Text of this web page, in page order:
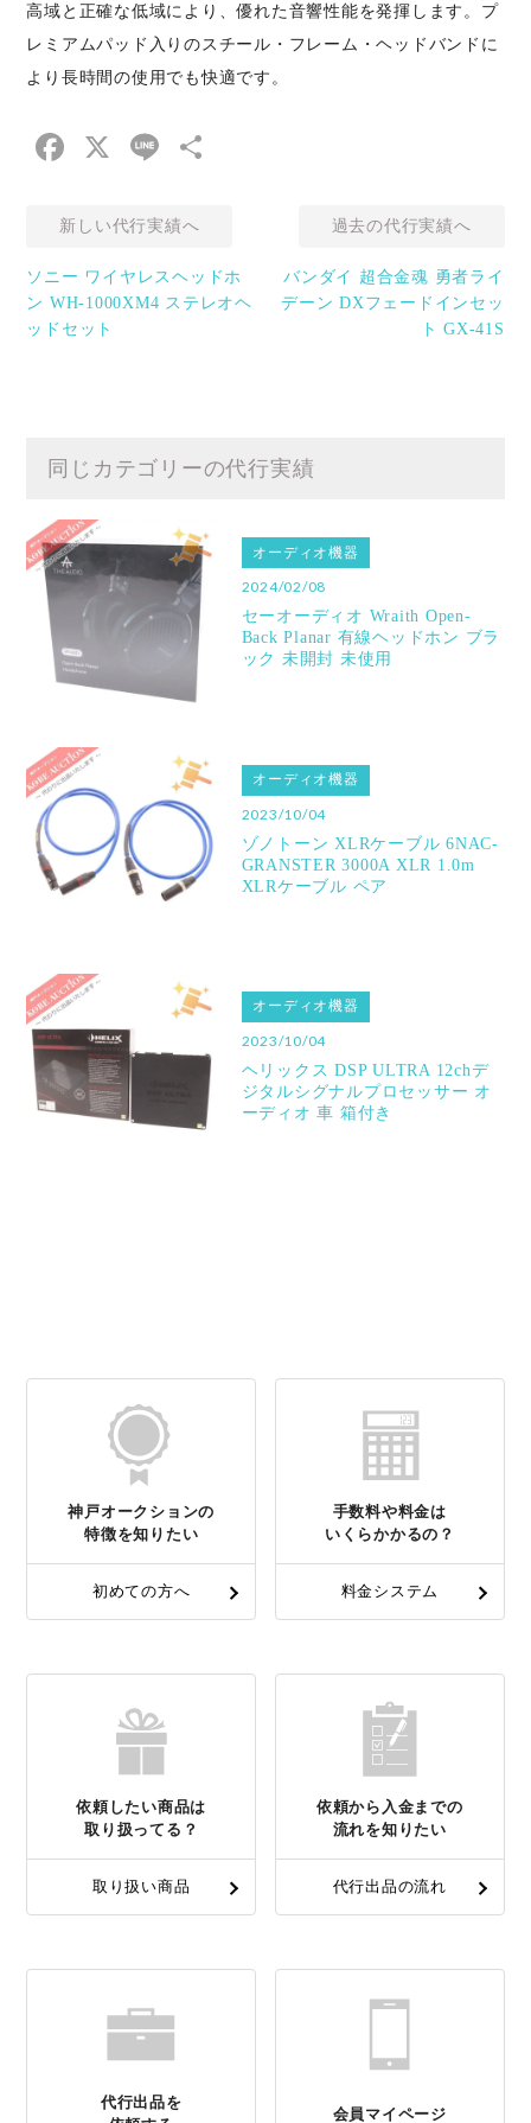
高域と正確な低域により、優れた音響性能を発揮します。プ
レミアムパッド入りのスチール・フレーム・ヘッドバンドに
より長時間の使用でも快適です。
Facebook
X Line
新しい代行実績へ
ソニー ワイヤレスヘッドホ
ン WH-1000XM4 ステレオヘ
ッドセット
過去の代行実績へ
バンダイ 超合金魂 勇者ライ
デーン DXフェードインセッ
ト GX-41S
同じカテゴリーの代行実績
オーディオ機器
2024/02/08
セーオーディオ Wraith Open-
Back Planar 有線ヘッドホン ブラ
ック 未開封 未使用
オーディオ機器
2023/10/04
ゾノトーン XLRケーブル 6NAC-
GRANSTER 3000Α XLR 1.0m
XLRケーブル ペア
オーディオ機器
2023/10/04
ヘリックス DSP ULTRA 12chデ
ジタルシグナルプロセッサー オ
ーディオ 車 箱付き
神戸オークションの
特徴を知りたい
初めての方へ
手数料や料金は
いくらかかるの？
料金システム
依頼したい商品は
取り扱ってる？
取り扱い商品
依頼から入金までの
流れを知りたい
代行出品の流れ
代行出品を
会員マイページ